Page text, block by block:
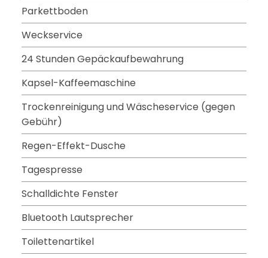
Parkettboden
Weckservice
24 Stunden Gepäckaufbewahrung
Kapsel-Kaffeemaschine
Trockenreinigung und Wäscheservice (gegen
Gebühr)
Regen-Effekt-Dusche
Tagespresse
Schalldichte Fenster
Bluetooth Lautsprecher
Toilettenartikel